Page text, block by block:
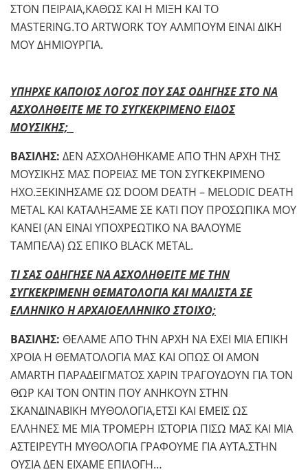
ΣΤΟΝ ΠΕΙΡΑΙΑ,ΚΑΘΩΣ ΚΑΙ Η ΜΙΞΗ ΚΑΙ ΤΟ
MASTERING.ΤΟ ARTWORK ΤΟΥ ΑΛΜΠΟΥΜ ΕΙΝΑΙ ΔΙΚΗ
ΜΟΥ ΔΗΜΙΟΥΡΓΙΑ.
ΥΠΗΡΧΕ ΚΑΠΟΙΟΣ ΛΟΓΟΣ ΠΟΥ ΣΑΣ ΟΔΗΓΗΣΕ ΣΤΟ ΝΑ
ΑΣΧΟΛΗΘΕΙΤΕ ΜΕ ΤΟ ΣΥΓΚΕΚΡΙΜΕΝΟ ΕΙΔΟΣ
ΜΟΥΣΙΚΗΣ;
ΒΑΣΙΛΗΣ: ΔΕΝ ΑΣΧΟΛΗΘΗΚΑΜΕ ΑΠΟ ΤΗΝ ΑΡΧΗ ΤΗΣ
ΜΟΥΣΙΚΗΣ ΜΑΣ ΠΟΡΕΙΑΣ ΜΕ ΤΟΝ ΣΥΓΚΕΚΡΙΜΕΝΟ
ΗΧΟ.ΞΕΚΙΝΗΣΑΜΕ ΩΣ DOOM DEATH – MELODIC DEATH
METAL ΚΑΙ ΚΑΤΑΛΗΞΑΜΕ ΣΕ ΚΑΤΙ ΠΟΥ ΠΡΟΣΩΠΙΚΑ ΜΟΥ
ΚΑΝΕΙ (ΑΝ ΕΙΝΑΙ ΥΠΟΧΡΕΩΤΙΚΟ ΝΑ ΒΑΛΟΥΜΕ
ΤΑΜΠΕΛΑ) ΩΣ ΕΠΙΚΟ BLACK METAL.
ΤΙ ΣΑΣ ΟΔΗΓΗΣΕ ΝΑ ΑΣΧΟΛΗΘΕΙΤΕ ΜΕ ΤΗΝ
ΣΥΓΚΕΚΡΙΜΕΝΗ ΘΕΜΑΤΟΛΟΓΙΑ ΚΑΙ ΜΑΛΙΣΤΑ ΣΕ
ΕΛΛΗΝΙΚΟ Η ΑΡΧΑΙΟΕΛΛΗΝΙΚΟ ΣΤΟΙΧΟ;
ΒΑΣΙΛΗΣ: ΘΕΛΑΜΕ ΑΠΟ ΤΗΝ ΑΡΧΗ ΝΑ ΕΧΕΙ ΜΙΑ ΕΠΙΚΗ
ΧΡΟΙΑ Η ΘΕΜΑΤΟΛΟΓΙΑ ΜΑΣ ΚΑΙ ΟΠΩΣ ΟΙ AMON
AMARTH ΠΑΡΑΔΕΙΓΜΑΤΟΣ ΧΑΡΙΝ ΤΡΑΓΟΥΔΟΥΝ ΓΙΑ ΤΟΝ
ΘΩΡ ΚΑΙ ΤΟΝ ΟΝΤΙΝ ΠΟΥ ΑΝΗΚΟΥΝ ΣΤΗΝ
ΣΚΑΝΔΙΝΑΒΙΚΗ ΜΥΘΟΛΟΓΙΑ,ΕΤΣΙ ΚΑΙ ΕΜΕΙΣ ΩΣ
ΕΛΛΗΝΕΣ ΜΕ ΜΙΑ ΤΡΟΜΕΡΗ ΙΣΤΟΡΙΑ ΠΙΣΩ ΜΑΣ ΚΑΙ ΜΙΑ
ΑΣΤΕΙΡΕΥΤΗ ΜΥΘΟΛΟΓΙΑ ΓΡΑΦΟΥΜΕ ΓΙΑ ΑΥΤΑ.ΣΤΗΝ
ΟΥΣΙΑ ΔΕΝ ΕΙΧΑΜΕ ΕΠΙΛΟΓΗ…